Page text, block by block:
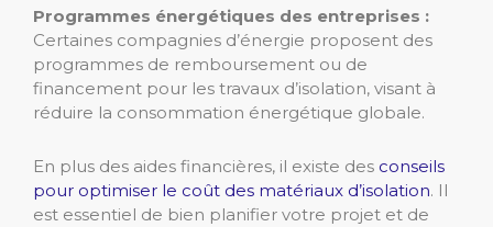
Programmes énergétiques des entreprises :
Certaines compagnies d’énergie proposent des
programmes de remboursement ou de
financement pour les travaux d’isolation, visant à
réduire la consommation énergétique globale.
En plus des aides financières, il existe des conseils
pour optimiser le coût des matériaux d’isolation. Il
est essentiel de bien planifier votre projet et de